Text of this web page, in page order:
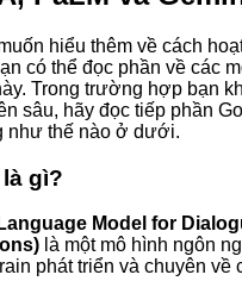
hiểu thêm về cách
có thể đọc phần về các
Trong trường hợp bạn
sâu, hãy đọc tiếp phần
như thế nào ở dưới.
là gì?
Model for
là một mô hình ngôn
phát triển và chuyên về